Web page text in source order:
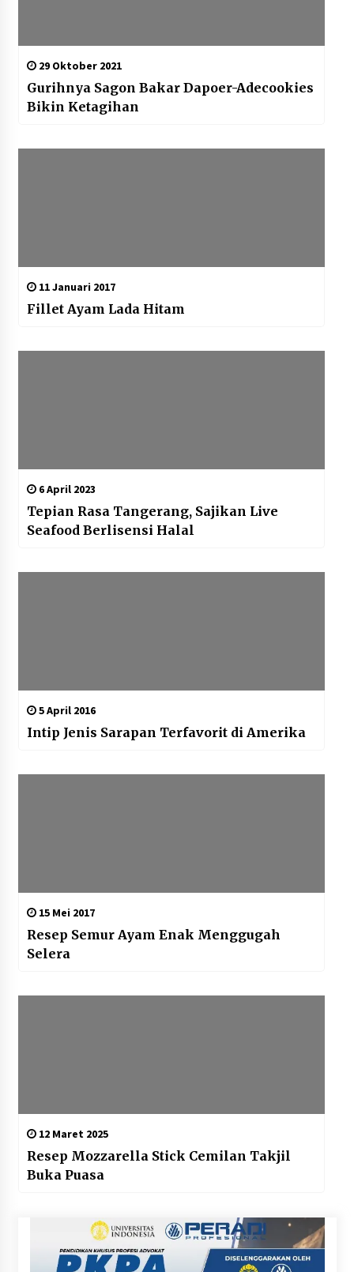
29 Oktober 2021
Gurihnya Sagon Bakar Dapoer-Adecookies
Bikin Ketagihan
11 Januari 2017
Fillet Ayam Lada Hitam
6 April 2023
Tepian Rasa Tangerang, Sajikan Live
Seafood Berlisensi Halal
5 April 2016
Intip Jenis Sarapan Terfavorit di Amerika
15 Mei 2017
Resep Semur Ayam Enak Menggugah
Selera
12 Maret 2025
Resep Mozzarella Stick Cemilan Takjil
Buka Puasa